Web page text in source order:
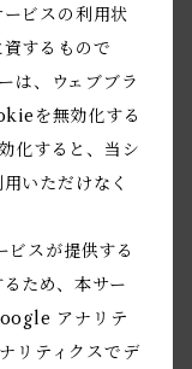
ビスの利用状
するもので
は、ウェブブラ
を無効化する
化すると、当シ
いただけなく
ビスが提供する
ため、本サー
アナリテ
リティクスでデ